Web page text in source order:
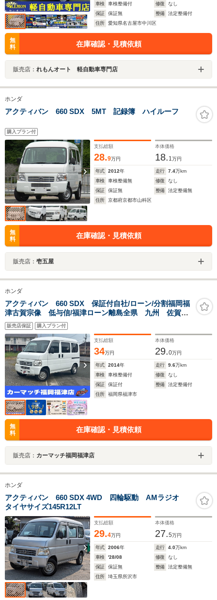
車検
車検整備付 修復
なし
保証
保証無 整備
法定整備付
住所
愛知県名古屋市中川区
無
料
在庫確認・見積依頼
販売店： れもんオート 軽自動車専門店
ホンダ
アクティバン 660 SDX 5MT 記録簿 ハイルーフ
購入プラン付
支払総額
28.9万円
本体価格
18. 1万円
年式 2012年 走行 7.4万km
車検
車検整備無 修復
なし
保証
保証無 整備
法定整備無
住所
京都府京都市山科区
無
料
在庫確認・見積依頼
販売店： 壱五屋
ホンダ
アクティバン 660 SDX 保証付自社/ローン/分割福岡福
津古賀宗像 低与信/福津ローン離島全県 九州 佐賀
鳥栖 大分 福岡市 東区 新宮 糟屋 和白 津屋
崎 奴山 債務整理後 生活サポート 中古車 中古車
販売 中古 黒ナンバー
販売店保証 購入プラン付
支払総額
34万円
本体価格
29.0万円
年式 2014年 走行 9.6万km
車検
車検整備付 修復
なし
保証
保証付 整備
法定整備付
住所
福岡県福津市
無
料
在庫確認・見積依頼
販売店： カーマッチ福岡福津店
ホンダ
アクティバン 660 SDX 4WD 四輪駆動 AMラジオ
タイヤサイズ145R12LT
支払総額
29.4万円
本体価格
27.5万円
年式 2006年 走行 4.0万km
車検
'28/08 修復
なし
保証
保証無 整備
法定整備無
住所
埼玉県所沢市